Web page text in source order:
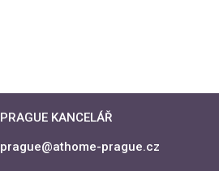
PRAGUE KANCELÁŘ
prague@athome-prague.cz